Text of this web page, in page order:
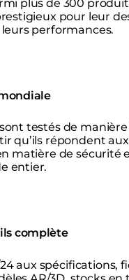
plus de 300
pour leur
performances.
testés de
qu’ils répondent
matière de sécurité
entier.
complète
aux spécifications,